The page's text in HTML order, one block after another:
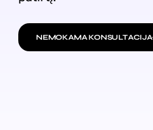
NEMOKAMA KONSULTACIJA